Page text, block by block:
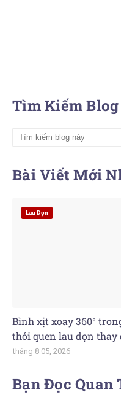
Tìm Kiếm
Bài Viết Mới
Lau Dọn
Bình xịt xoay 360°
thói quen lau dọn thay
tháng 8 05, 2026
Bạn Đọc Quan